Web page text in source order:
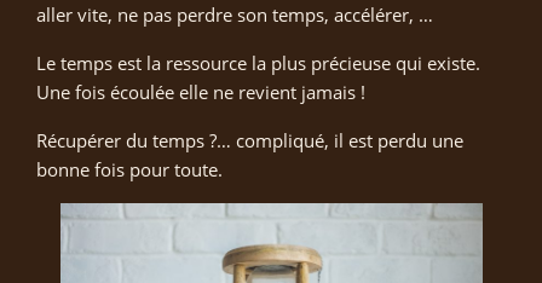
aller vite, ne pas perdre son temps, accélérer, …
Le temps est la ressource la plus précieuse qui existe.
Une fois écoulée elle ne revient jamais !
Récupérer du temps ?… compliqué, il est perdu une
bonne fois pour toute.